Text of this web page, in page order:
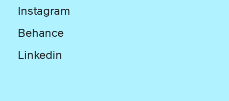
Instagram
Behance
Linkedin